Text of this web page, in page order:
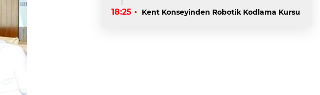
18:25 • Kent Konseyinden Robotik Kodlama Kursu